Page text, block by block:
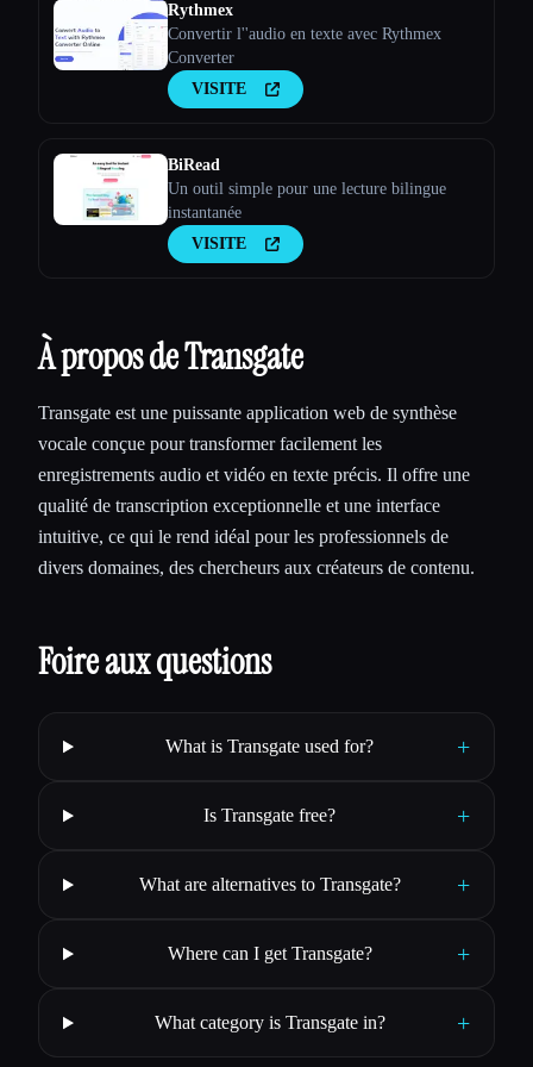
Rythmex
Convertir l''audio en texte avec Rythmex
Converter
VISITE
BiRead
Un outil simple pour une lecture bilingue
instantanée
VISITE
À propos de Transgate
Transgate est une puissante application web de synthèse
vocale conçue pour transformer facilement les
enregistrements audio et vidéo en texte précis. Il offre une
qualité de transcription exceptionnelle et une interface
intuitive, ce qui le rend idéal pour les professionnels de
divers domaines, des chercheurs aux créateurs de contenu.
Foire aux questions
What is Transgate used for? +
Is Transgate free? +
What are alternatives to Transgate? +
Where can I get Transgate? +
What category is Transgate in? +